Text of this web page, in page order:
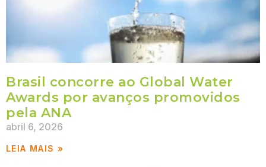
Brasil concorre ao Global Water
Awards por avanços promovidos
pela ANA
abril 6, 2026
LEIA MAIS »